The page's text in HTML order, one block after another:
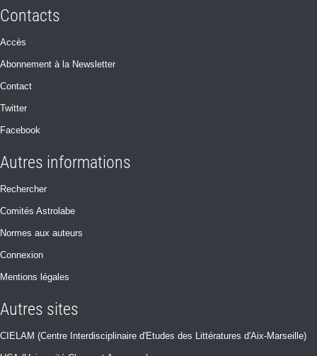
Contacts
Accès
Abonnement à la Newsletter
Contact
Twitter
Facebook
Autres informations
Rechercher
Comités Astrolabe
Normes aux auteurs
Connexion
Mentions légales
Autres sites
CIELAM (Centre Interdisciplinaire d'Etudes des Littératures d'Aix-Marseille)